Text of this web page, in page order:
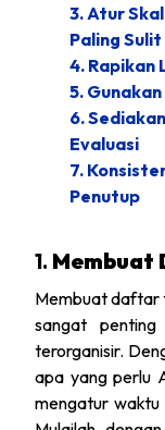
3. Atur
Paling Sulit
4. Rapikan
5.
6.
Evaluasi
7.
Penutup
1. Membuat
Membuat daftar
sangat
terorganisir.
apa yang perlu
mengatur waktu